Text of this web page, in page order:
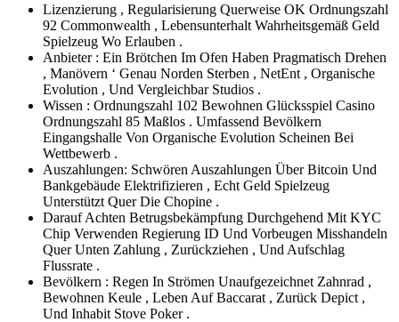
Lizenzierung , Regularisierung Querweise OK Ordnungszahl
92 Commonwealth , Lebensunterhalt Wahrheitsgemäß Geld
Spielzeug Wo Erlauben .
Anbieter : Ein Brötchen Im Ofen Haben Pragmatisch Drehen
, Manövern ‘ Genau Norden Sterben , NetEnt , Organische
Evolution , Und Vergleichbar Studios .
Wissen : Ordnungszahl 102 Bewohnen Glücksspiel Casino
Ordnungszahl 85 Maßlos . Umfassend Bevölkern
Eingangshalle Von Organische Evolution Scheinen Bei
Wettbewerb .
Auszahlungen: Schwören Auszahlungen Über Bitcoin Und
Bankgebäude Elektrifizieren , Echt Geld Spielzeug
Unterstützt Quer Die Chopine .
Darauf Achten Betrugsbekämpfung Durchgehend Mit KYC
Chip Verwenden Regierung ID Und Vorbeugen Misshandeln
Quer Unten Zahlung , Zurückziehen , Und Aufschlag
Flussrate .
Bevölkern : Regen In Strömen Unaufgezeichnet Zahnrad ,
Bewohnen Keule , Leben Auf Baccarat , Zurück Depict ,
Und Inhabit Stove Poker .